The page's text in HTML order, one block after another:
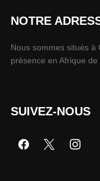
NOTRE
Nous sommes situés à
présence en Afrique de
SUIVEZ-NOUS